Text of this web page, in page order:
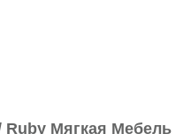
Ruby Мягкая Мебель